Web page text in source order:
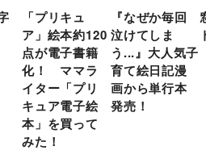
「プリキュ
ア」絵本約120
点が電子書籍
化！ ママラ
イター「プリ
キュア電子絵
本」を買って
みた！
『なぜか毎回
泣けてしま
う...』大人気子
育て絵日記漫
画から単行本
発売！